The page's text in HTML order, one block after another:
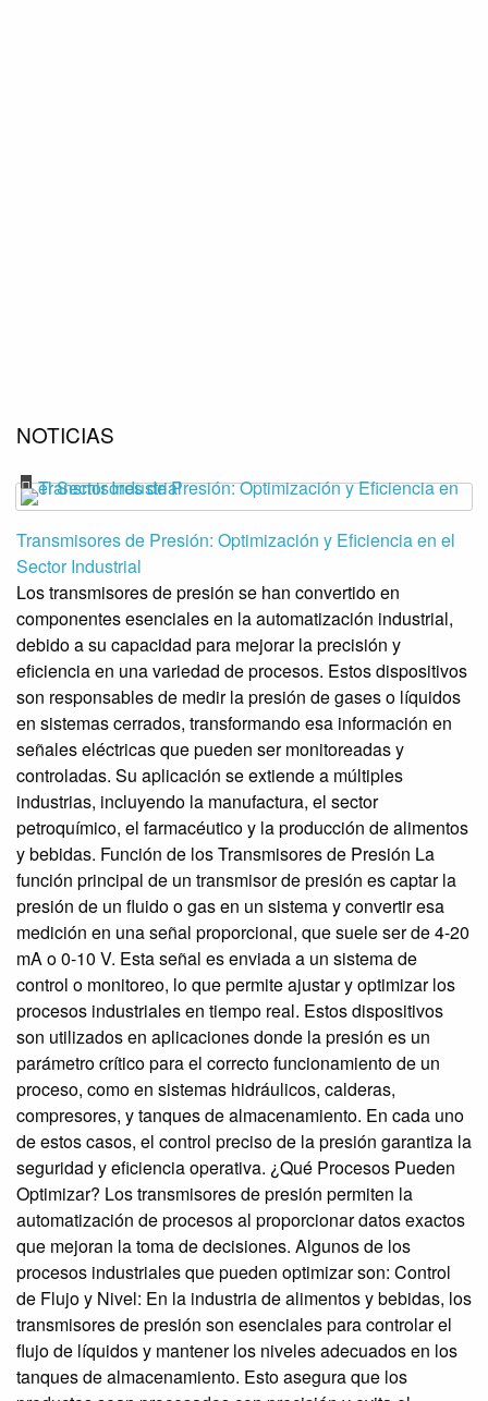
NOTICIAS
Transmisores de Presión: Optimización y Eficiencia en el
Sector Industrial
Los transmisores de presión se han convertido en
componentes esenciales en la automatización industrial,
debido a su capacidad para mejorar la precisión y
eficiencia en una variedad de procesos. Estos dispositivos
son responsables de medir la presión de gases o líquidos
en sistemas cerrados, transformando esa información en
señales eléctricas que pueden ser monitoreadas y
controladas. Su aplicación se extiende a múltiples
industrias, incluyendo la manufactura, el sector
petroquímico, el farmacéutico y la producción de alimentos
y bebidas. Función de los Transmisores de Presión La
función principal de un transmisor de presión es captar la
presión de un fluido o gas en un sistema y convertir esa
medición en una señal proporcional, que suele ser de 4-20
mA o 0-10 V. Esta señal es enviada a un sistema de
control o monitoreo, lo que permite ajustar y optimizar los
procesos industriales en tiempo real. Estos dispositivos
son utilizados en aplicaciones donde la presión es un
parámetro crítico para el correcto funcionamiento de un
proceso, como en sistemas hidráulicos, calderas,
compresores, y tanques de almacenamiento. En cada uno
de estos casos, el control preciso de la presión garantiza la
seguridad y eficiencia operativa. ¿Qué Procesos Pueden
Optimizar? Los transmisores de presión permiten la
automatización de procesos al proporcionar datos exactos
que mejoran la toma de decisiones. Algunos de los
procesos industriales que pueden optimizar son: Control
de Flujo y Nivel: En la industria de alimentos y bebidas, los
transmisores de presión son esenciales para controlar el
flujo de líquidos y mantener los niveles adecuados en los
tanques de almacenamiento. Esto asegura que los